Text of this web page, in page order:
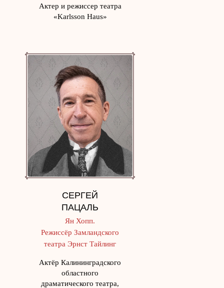
Актер и режиссер театра
«Karlsson Haus»
СЕРГЕЙ
ПАЦАЛЬ
Ян Хопп.
Режиссёр Замландского
театра Эрнст Тайлинг
Актёр Калининградского
областного
драматического театра,